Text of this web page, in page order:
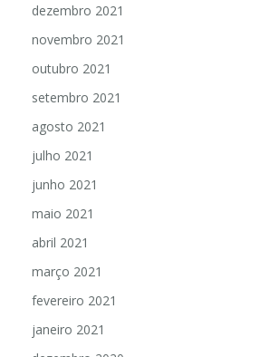
dezembro 2021
novembro 2021
outubro 2021
setembro 2021
agosto 2021
julho 2021
junho 2021
maio 2021
abril 2021
março 2021
fevereiro 2021
janeiro 2021